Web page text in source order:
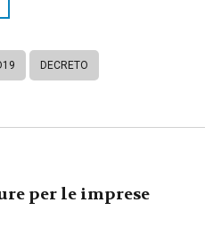
DECRETO
per le imprese